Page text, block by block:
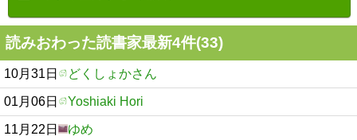
読みおわった読書家最新4件(33)
10月31日 どくしょかさん
01月06日 Yoshiaki Hori
11月22日 ゆめ